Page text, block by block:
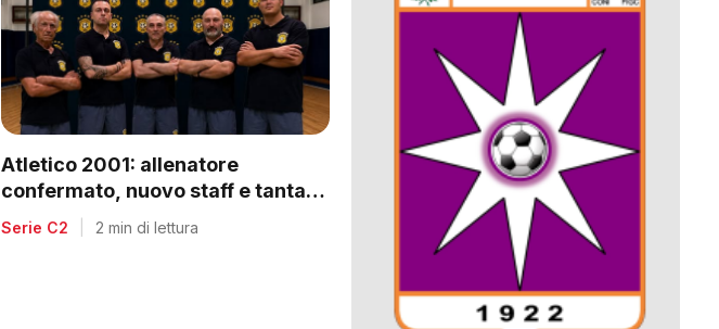
Atletico 2001: allenatore
confermato, nuovo staff e tanta
voglia di riscatto dopo la
retrocessione
Serie C2 2 min di lettura